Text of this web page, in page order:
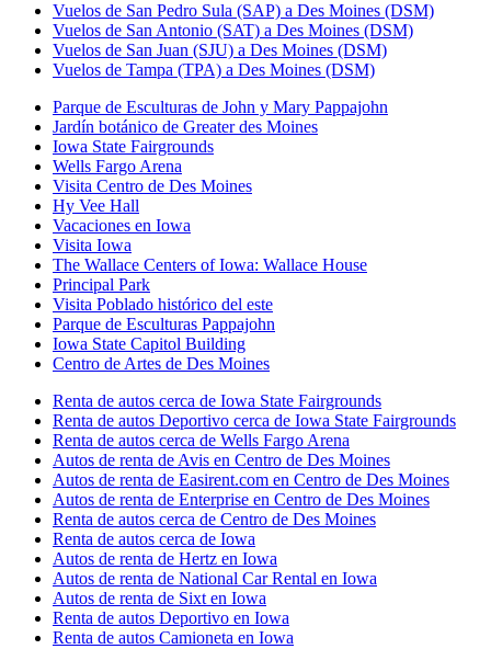
Vuelos de San Pedro Sula (SAP) a Des Moines (DSM)
Vuelos de San Antonio (SAT) a Des Moines (DSM)
Vuelos de San Juan (SJU) a Des Moines (DSM)
Vuelos de Tampa (TPA) a Des Moines (DSM)
Parque de Esculturas de John y Mary Pappajohn
Jardín botánico de Greater des Moines
Iowa State Fairgrounds
Wells Fargo Arena
Visita Centro de Des Moines
Hy Vee Hall
Vacaciones en Iowa
Visita Iowa
The Wallace Centers of Iowa: Wallace House
Principal Park
Visita Poblado histórico del este
Parque de Esculturas Pappajohn
Iowa State Capitol Building
Centro de Artes de Des Moines
Renta de autos cerca de Iowa State Fairgrounds
Renta de autos Deportivo cerca de Iowa State Fairgrounds
Renta de autos cerca de Wells Fargo Arena
Autos de renta de Avis en Centro de Des Moines
Autos de renta de Easirent.com en Centro de Des Moines
Autos de renta de Enterprise en Centro de Des Moines
Renta de autos cerca de Centro de Des Moines
Renta de autos cerca de Iowa
Autos de renta de Hertz en Iowa
Autos de renta de National Car Rental en Iowa
Autos de renta de Sixt en Iowa
Renta de autos Deportivo en Iowa
Renta de autos Camioneta en Iowa